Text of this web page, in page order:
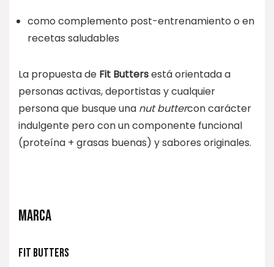
como complemento post-entrenamiento o en
recetas saludables
La propuesta de Fit Buttersestá orientada a
personas activas, deportistas y cualquier
persona que busque una nut buttercon carácter
indulgente pero con un componente funcional
(proteína + grasas buenas) y sabores originales.
MARCA
FIT BUTTERS